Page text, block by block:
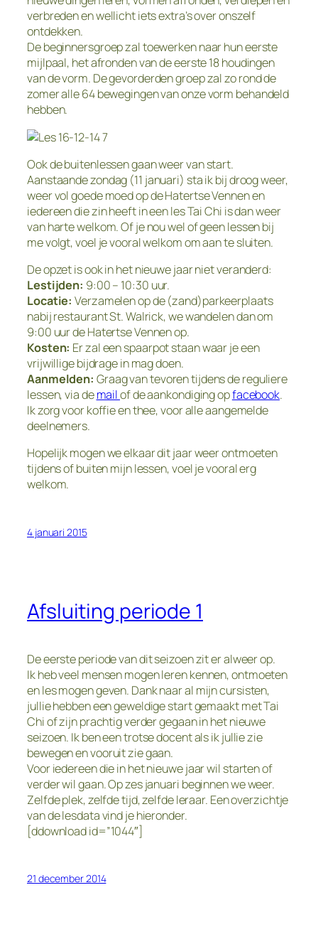
verbreden en wellicht iets extra’s over onszelf
ontdekken.
De beginnersgroep zal toewerken naar hun eerste
mijlpaal, het afronden van de eerste 18 houdingen
van de vorm. De gevorderden groep zal zo rond de
zomer alle 64 bewegingen van onze vorm behandeld
hebben.
Ook de buitenlessen gaan weer van start.
Aanstaande zondag (11 januari) sta ik bij droog weer,
weer vol goede moed op de Hatertse Vennen en
iedereen die zin heeft in een les Tai Chi is dan weer
van harte welkom. Of je nou wel of geen lessen bij
me volgt, voel je vooral welkom om aan te sluiten.
De opzet is ook in het nieuwe jaar niet veranderd:
Lestijden: 9:00 – 10:30 uur.
Locatie: Verzamelen op de (zand)parkeerplaats
nabij restaurant St. Walrick, we wandelen dan om
9:00 uur de Hatertse Vennen op.
Kosten: Er zal een spaarpot staan waar je een
vrijwillige bijdrage in mag doen.
Aanmelden: Graag van tevoren tijdens de reguliere
lessen, via demailof de aankondiging opfacebook.
Ik zorg voor koffie en thee, voor alle aangemelde
deelnemers.
Hopelijk mogen we elkaar dit jaar weer ontmoeten
tijdens of buiten mijn lessen, voel je vooral erg
welkom.
4 januari 2015
Afsluiting periode 1
De eerste periode van dit seizoen zit er alweer op.
Ik heb veel mensen mogen leren kennen, ontmoeten
en les mogen geven. Dank naar al mijn cursisten,
jullie hebben een geweldige start gemaakt met Tai
Chi of zijn prachtig verder gegaan in het nieuwe
seizoen. Ik ben een trotse docent als ik jullie zie
bewegen en vooruit zie gaan.
Voor iedereen die in het nieuwe jaar wil starten of
verder wil gaan. Op zes januari beginnen we weer.
Zelfde plek, zelfde tijd, zelfde leraar. Een overzichtje
van de lesdata vind je hieronder.
[ddownload id=”1044″]
21 december 2014